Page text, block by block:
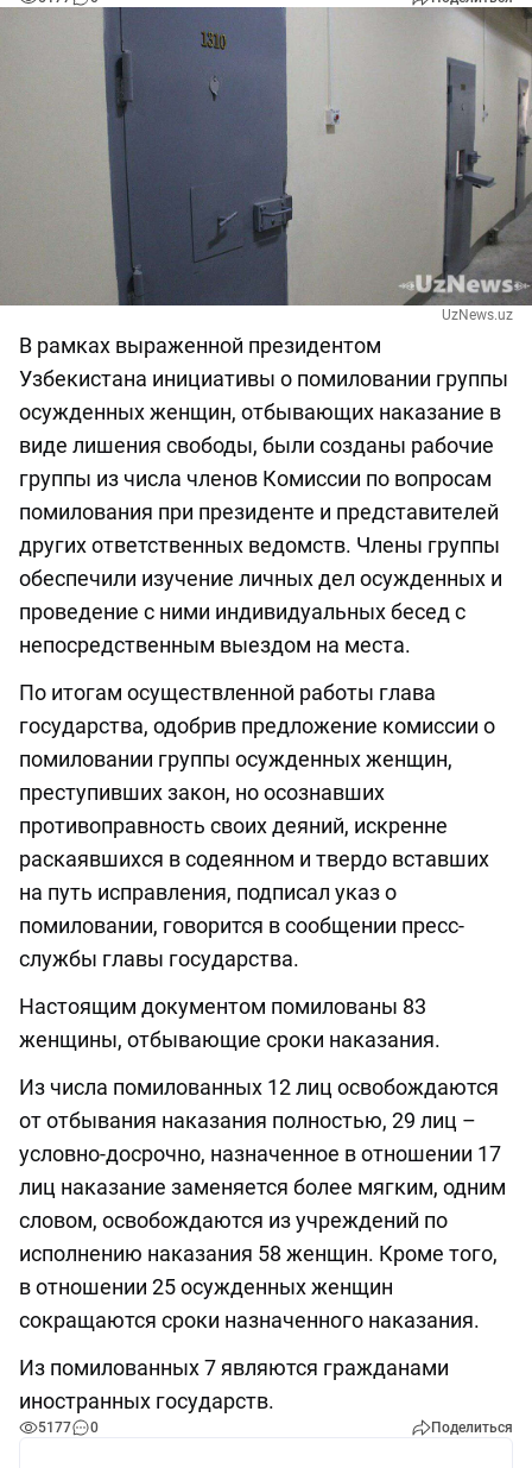
UzNews.uz
В рамках выраженной президентом
Узбекистана инициативы о помиловании группы
осужденных женщин, отбывающих наказание в
виде лишения свободы, были созданы рабочие
группы из числа членов Комиссии по вопросам
помилования при президенте и представителей
других ответственных ведомств. Члены группы
обеспечили изучение личных дел осужденных и
проведение с ними индивидуальных бесед с
непосредственным выездом на места.
По итогам осуществленной работы глава
государства, одобрив предложение комиссии о
помиловании группы осужденных женщин,
преступивших закон, но осознавших
противоправность своих деяний, искренне
раскаявшихся в содеянном и твердо вставших
на путь исправления, подписал указ о
помиловании, говорится в сообщении пресс-
службы главы государства.
Настоящим документом помилованы 83
женщины, отбывающие сроки наказания.
Из числа помилованных 12 лиц освобождаются
от отбывания наказания полностью, 29 лиц –
условно-досрочно, назначенное в отношении 17
лиц наказание заменяется более мягким, одним
словом, освобождаются из учреждений по
исполнению наказания 58 женщин. Кроме того,
в отношении 25 осужденных женщин
сокращаются сроки назначенного наказания.
Из помилованных 7 являются гражданами
иностранных государств.
5177 0 Поделиться